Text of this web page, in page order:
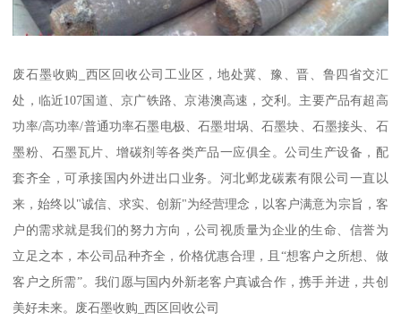
废石墨收购_西区回收公司工业区，地处冀、豫、晋、鲁四省交汇
处，临近107国道、京广铁路、京港澳高速，交利。主要产品有超高
功率/高功率/普通功率石墨电极、石墨坩埚、石墨块、石墨接头、石
墨粉、石墨瓦片、增碳剂等各类产品一应俱全。公司生产设备，配
套齐全，可承接国内外进出口业务。河北邺龙碳素有限公司一直以
来，始终以"诚信、求实、创新"为经营理念，以客户满意为宗旨，客
户的需求就是我们的努力方向，公司视质量为企业的生命、信誉为
立足之本，本公司品种齐全，价格优惠合理，且“想客户之所想、做
客户之所需”。我们愿与国内外新老客户真诚合作，携手并进，共创
美好未来。废石墨收购_西区回收公司